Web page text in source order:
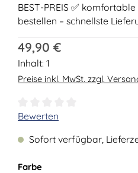
BEST-PREIS ✅
bestellen – schnellste
Regulärer Preis:
49,90 €
Inhalt: 1
Preise inkl. MwSt. zzgl.
Durchschnittliche
Bewerten
Sofort verfügbar,
Farbeauswählen